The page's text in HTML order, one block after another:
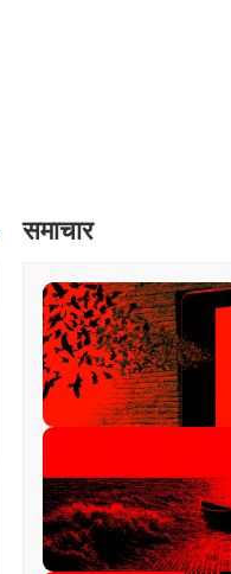
समाचार